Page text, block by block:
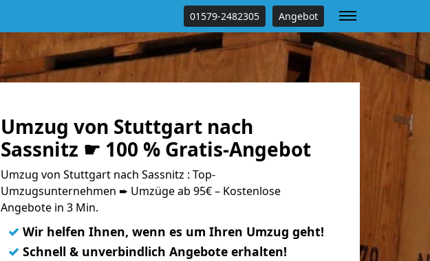
01579-2482305 Angebot
Umzug von Stuttgart nach
Sassnitz ☛ 100 % Gratis-Angebot
Umzug von Stuttgart nach Sassnitz : Top-
Umzugsunternehmen ➨ Umzüge ab 95€ – Kostenlose
Angebote in 3 Min.
✓ Wir helfen Ihnen, wenn es um Ihren Umzug geht!
✓ Schnell & unverbindlich Angebote erhalten!